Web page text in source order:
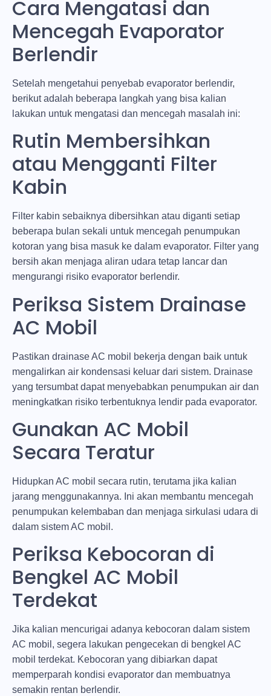
Cara Mengatasi dan
Mencegah Evaporator
Berlendir
Setelah mengetahui penyebab evaporator berlendir,
berikut adalah beberapa langkah yang bisa kalian
lakukan untuk mengatasi dan mencegah masalah ini:
Rutin Membersihkan
atau Mengganti Filter
Kabin
Filter kabin sebaiknya dibersihkan atau diganti setiap
beberapa bulan sekali untuk mencegah penumpukan
kotoran yang bisa masuk ke dalam evaporator. Filter yang
bersih akan menjaga aliran udara tetap lancar dan
mengurangi risiko evaporator berlendir.
Periksa Sistem Drainase
AC Mobil
Pastikan drainase AC mobil bekerja dengan baik untuk
mengalirkan air kondensasi keluar dari sistem. Drainase
yang tersumbat dapat menyebabkan penumpukan air dan
meningkatkan risiko terbentuknya lendir pada evaporator.
Gunakan AC Mobil
Secara Teratur
Hidupkan AC mobil secara rutin, terutama jika kalian
jarang menggunakannya. Ini akan membantu mencegah
penumpukan kelembaban dan menjaga sirkulasi udara di
dalam sistem AC mobil.
Periksa Kebocoran di
Bengkel AC Mobil
Terdekat
Jika kalian mencurigai adanya kebocoran dalam sistem
AC mobil, segera lakukan pengecekan di bengkel AC
mobil terdekat. Kebocoran yang dibiarkan dapat
memperparah kondisi evaporator dan membuatnya
semakin rentan berlendir.